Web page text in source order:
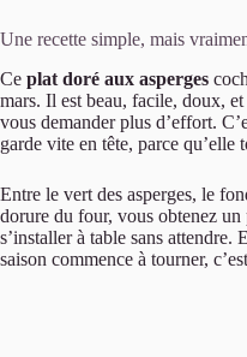
Une recette simple, mais
Ce plat doré aux asperges
mars. Il est beau, facile, doux,
vous demander plus d’effort.
garde vite en tête, parce qu’elle
Entre le vert des asperges, le
dorure du four, vous obtenez
s’installer à table sans attendre.
saison commence à tourner,